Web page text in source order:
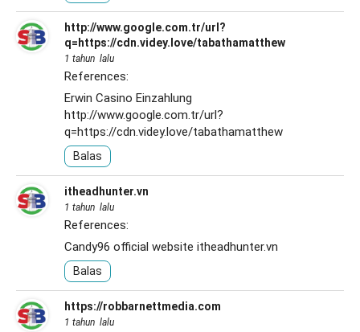
http://www.google.com.tr/url?
q=https://cdn.videy.love/tabathamatthew
1 tahun lalu
References:
Erwin Casino Einzahlung
http://www.google.com.tr/url?
q=https://cdn.videy.love/tabathamatthew
Balas
itheadhunter.vn
1 tahun lalu
References:
Candy96 official website itheadhunter.vn
Balas
https://robbarnettmedia.com
1 tahun lalu